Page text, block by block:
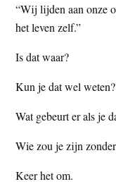
“Wij lijden aan onze
het leven zelf.”
Is dat waar?
Kun je dat wel weten?
Wat gebeurt er als je
Wie zou je zijn
Keer het om.